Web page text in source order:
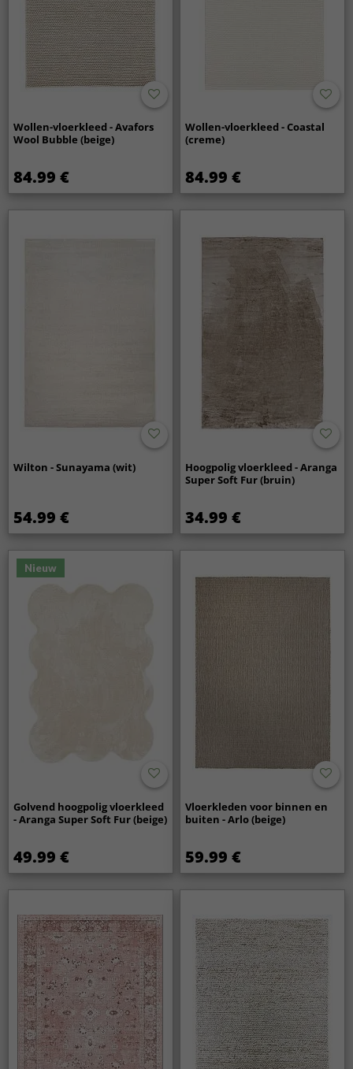
Wollen-vloerkleed - Avafors
Wool Bubble (beige)
84.99 €
Wollen-vloerkleed - Coastal
(creme)
84.99 €
Wilton - Sunayama (wit)
54.99 €
Hoogpolig vloerkleed - Aranga
Super Soft Fur (bruin)
34.99 €
Nieuw
Golvend hoogpolig vloerkleed
- Aranga Super Soft Fur (beige)
49.99 €
Vloerkleden voor binnen en
buiten - Arlo (beige)
59.99 €